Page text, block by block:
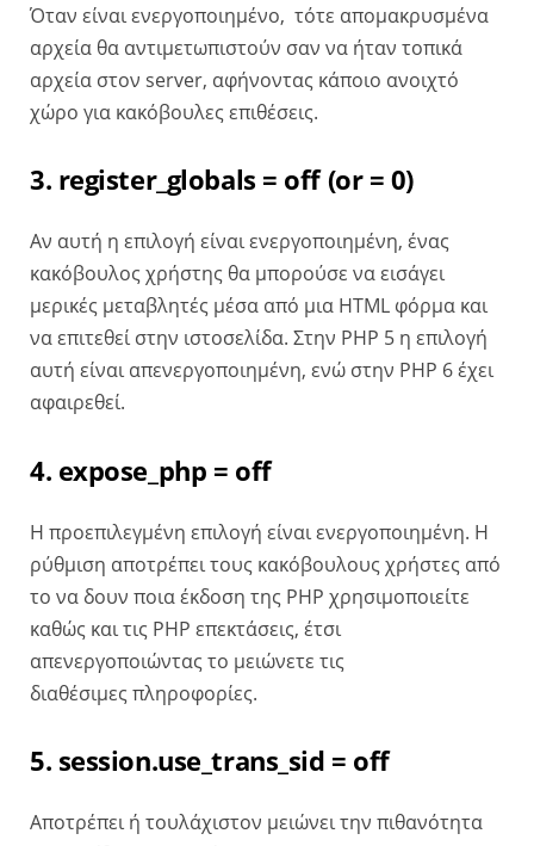
Όταν είναι ενεργοποιημένο, τότε απομακρυσμένα
αρχεία θα αντιμετωπιστούν σαν να ήταν τοπικά
αρχεία στον server, αφήνοντας κάποιο ανοιχτό
χώρο για κακόβουλες επιθέσεις.
3. register_globals = off (or = 0)
Αν αυτή η επιλογή είναι ενεργοποιημένη, ένας
κακόβουλος χρήστης θα μπορούσε να εισάγει
μερικές μεταβλητές μέσα από μια HTML φόρμα και
να επιτεθεί στην ιστοσελίδα. Στην PHP 5 η επιλογή
αυτή είναι απενεργοποιημένη, ενώ στην PHP 6 έχει
αφαιρεθεί.
4. expose_php = off
Η προεπιλεγμένη επιλογή είναι ενεργοποιημένη. Η
ρύθμιση αποτρέπει τους κακόβουλους χρήστες από
το να δουν ποια έκδοση της PHP χρησιμοποιείτε
καθώς και τις PHP επεκτάσεις, έτσι
απενεργοποιώντας το μειώνετε τις
διαθέσιμες πληροφορίες.
5. session.use_trans_sid = off
Αποτρέπει ή τουλάχιστον μειώνει την πιθανότητα